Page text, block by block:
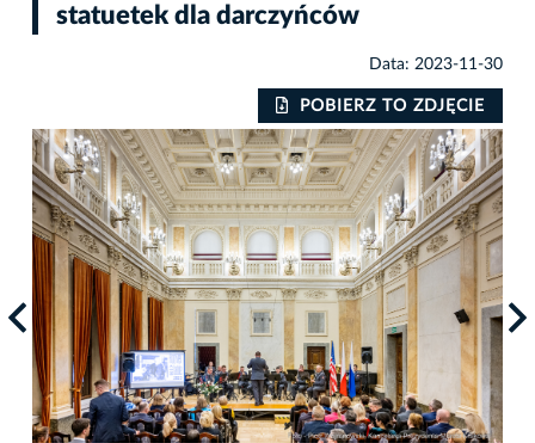
statuetek dla darczyńców
Data: 2023-11-30
POBIERZ TO ZDJĘCIE